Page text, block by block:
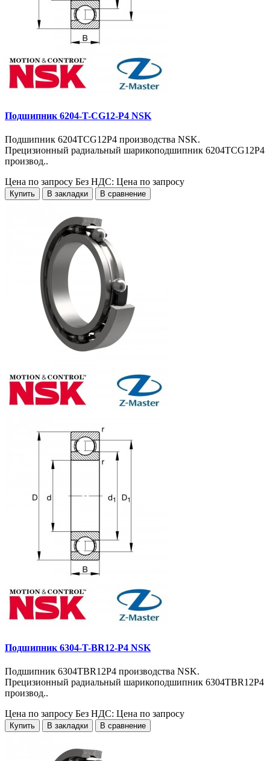
Подшипник 6204-T-CG12-P4 NSK
Подшипник 6204TCG12P4 производства NSK.
Прецизионный радиальный шарикоподшипник 6204TCG12P4
производ..
Цена по запросу Без НДС: Цена по запросу
Купить В закладки В сравнение
Подшипник 6304-T-BR12-P4 NSK
Подшипник 6304TBR12P4 производства NSK.
Прецизионный радиальный шарикоподшипник 6304TBR12P4
производ..
Цена по запросу Без НДС: Цена по запросу
Купить В закладки В сравнение